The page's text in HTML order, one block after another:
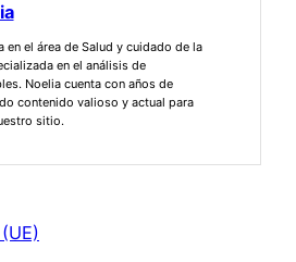
en el área de Salud y cuidado de la
en el análisis de
Noelia cuenta con años de
contenido valioso y actual para
sitio.